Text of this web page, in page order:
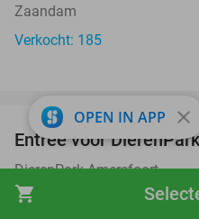
shopping_cart
Zaandam
Verkocht: 185
Entree voor
DierenPark Amersfoort
Amersfoort
OPEN IN APP close